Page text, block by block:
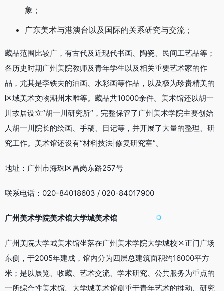
象；
广东美术与港澳台以及国际的关系研究与交流；
藏品范围比较广，有古代及近现代书画、陶瓷、民间工艺品等；
各历史时期广州美院教师及青年学生以及相关重要艺术家的作
品，尤其是李铁夫的油画、水彩画等作品，以及极为珍贵精美的
区域美术文物潮州木雕等。藏品共10000余件。美术馆还以胡一
川故居设立”胡一川研究所”，完整保管了广州美术学院主要创始
人胡一川院长的绘画、手稿、日记等，并开展了大量的整理、研
究工作。美术馆还设有“材料技法|修复研究室”。
地址：广州市海珠区昌岗东路257号
联系电话：020-84018603 / 020-84017900
广州美术学院美术馆大学城美术馆
广州美院大学城美术馆坐落在广州美术学院大学城校区正门广场
东侧，于2005年建成，馆内分为四层总建筑面积约16000平方
米；是以展览、收藏、艺术交流、学术研究、公共服务为重点的
一所综合性美术馆。大学城美术馆侧重于青年艺术的推动、研究